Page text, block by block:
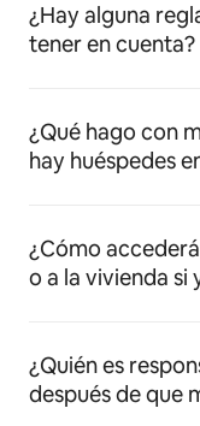
¿Hay alguna
tener en cuenta?
¿Qué hago con
hay huéspedes
¿Cómo
o a la vivienda si
¿Quién es
después de que